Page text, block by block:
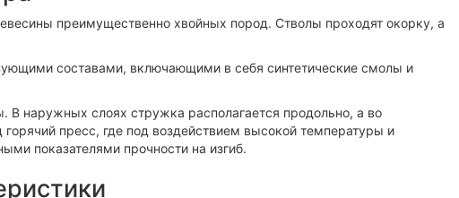
преимущественно хвойных пород. Стволы проходят окорку, а
составами, включающими в себя синтетические смолы и
В наружных слоях стружка располагается продольно, а во
пресс, где под воздействием высокой температуры и
показателями прочности на изгиб.